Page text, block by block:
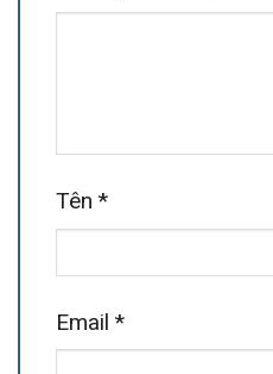
Tên *
Email *